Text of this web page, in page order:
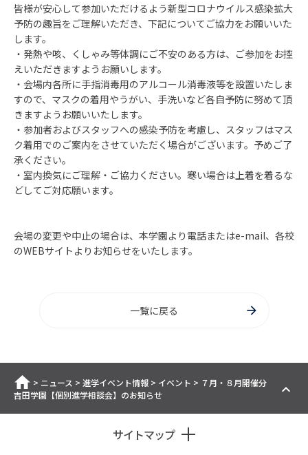
皆様が安心して参加いただけるよう新型コロナウイルス感染拡大
予防の趣旨をご理解いただき、下記についてご協力をお願いいた
します。
・発熱や咳、くしゃみ等体調にご不安のある方は、ご参加をお控
えいただきますようお願いします。
・会場内各所に手指消毒用のアルコール消毒液等を設置いたしま
すので、マスクの着用やうがい、手洗いなど各自予防に努めて頂
きますようお願いいたします。
・参加者およびスタッフへの感染予防を考慮し、スタッフはマス
ク着用でのご案内をさせていただく場合がございます。予めご了
承ください。
・室内換気にご理解・ご協力ください。寒い場合は上着を着るな
どしてご対応願います。
会場の変更や中止の場合は、本学園より電話またはe-mail、各校
のWEBサイトよりお知らせをいたします。
一覧に戻る
ホーム
> ニュース > 進学イベント情報 > イベント > ７月・８月開催分
吉田学園【個別進学相談会】のお知らせ
サイトマップ